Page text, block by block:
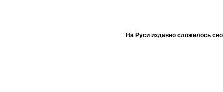
На Руси издавно сложилось